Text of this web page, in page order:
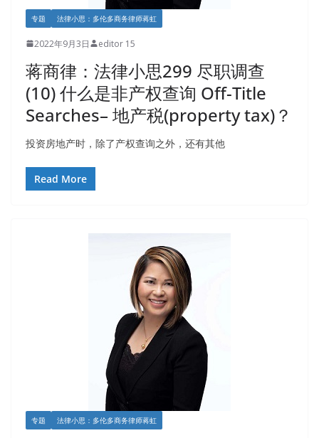
专题 法律小思：多伦多商务律师蒋虹
2022年9月3日 editor 15
蒋商律：法律小思299 尽职调查
(10) 什么是非产权查询 Off-Title
Searches– 地产税(property tax)？
投资房地产时，除了产权查询之外，还有其他
Read More
专题 法律小思：多伦多商务律师蒋虹